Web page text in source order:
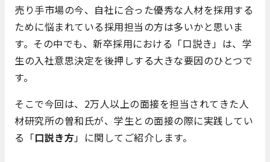
売り手市場の今、自社に合った優秀な人材を採用する
ために悩まれている採用担当の方は多いかと思いま
す。その中でも、新卒採用における「口説き」は、学
生の入社意思決定を後押しする大きな要因のひとつで
す。
そこで今回は、2万人以上の面接を担当されてきた人
材研究所の曽和氏が、学生との面接の際に実践してい
る「口説き方」に関してご紹介します。